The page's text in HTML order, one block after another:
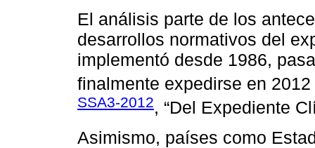
El análisis parte de los
desarrollos normativos del
implementó desde 1986,
finalmente expedirse en
SSA3-2012, “Del Expediente
Asimismo, países como